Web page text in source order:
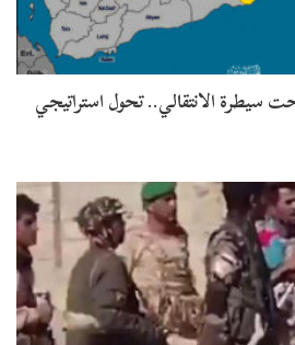
سيطرة الانتقالي.. تحول استراتيجي